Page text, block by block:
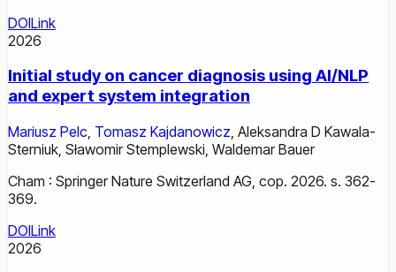
DOILink
2026
Initial study on cancer diagnosis using AI/NLP
and expert system integration
Mariusz Pelc, Tomasz Kajdanowicz, Aleksandra D Kawala-
Sterniuk, Sławomir Stemplewski, Waldemar Bauer
Cham : Springer Nature Switzerland AG, cop. 2026. s. 362-
369.
DOILink
2026